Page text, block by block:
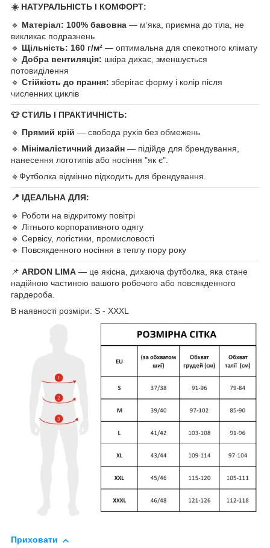
☀️ НАТУРАЛЬНІСТЬ І КОМФОРТ:
🔹 Матеріал: 100% бавовна — м’яка, приємна до тіла, не
викликає подразнень
🔹 Щільність: 160 г/м² — оптимальна для спекотного клімату
🔹 Добра вентиляція: шкіра дихає, зменшується
потовиділення
🔹 Стійкість до прання: зберігає форму і колір після
численних циклів
👕СТИЛЬ І ПРАКТИЧНІСТЬ:
🔹 Прямий крій — свобода рухів без обмежень
🔹 Мінімалістичний дизайн — підійде для брендування,
нанесення логотипів або носіння "як є".
🔹Футболка відмінно підходить для брендування.
📍 ІДЕАЛЬНА ДЛЯ:
🔹 Роботи на відкритому повітрі
🔹 Літнього корпоративного одягу
🔹 Сервісу, логістики, промисловості
🔹 Повсякденного носіння в теплу пору року
📌 ARDON LIMA — це якісна, дихаюча футболка, яка стане
надійною частиною вашого робочого або повсякденного
гардероба.
В наявності розміри: S - XXXL
Приховати